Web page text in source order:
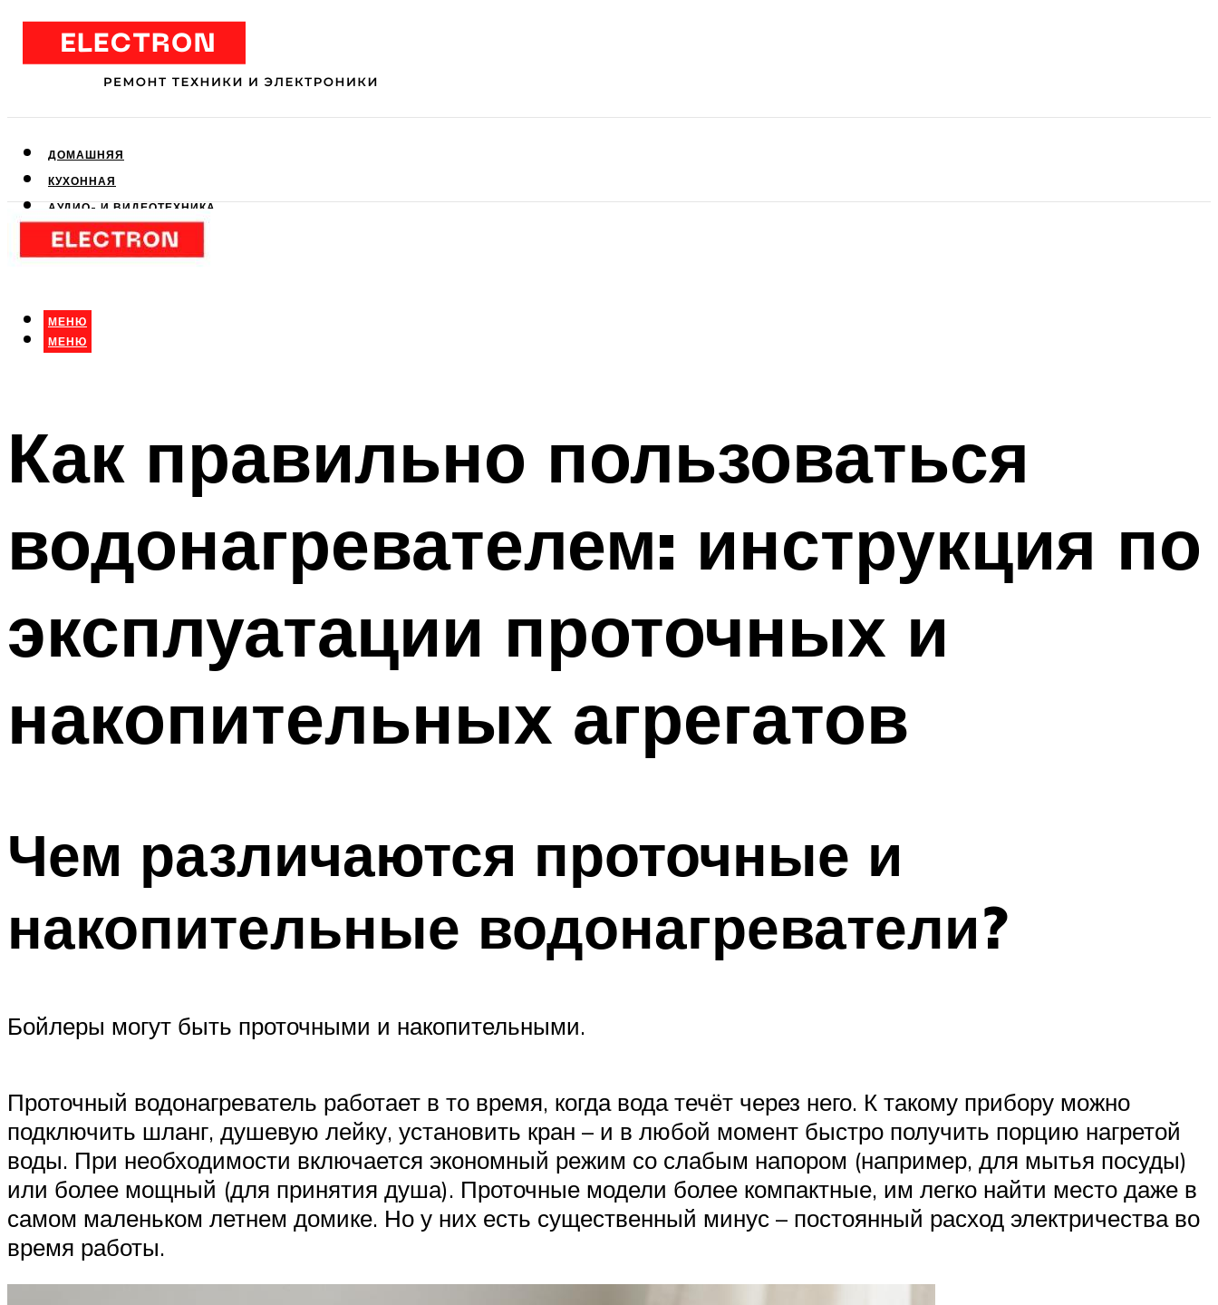
ДОМАШНЯЯ
КУХОННАЯ
АУДИО- И ВИДЕОТЕХНИКА
КЛИМАТИЧЕСКАЯ
ДЛЯ КРАСОТЫ
МЕНЮ
МЕНЮ
Как правильно пользоваться
водонагревателем: инструкция по
эксплуатации проточных и
накопительных агрегатов
Чем различаются проточные и
накопительные водонагреватели?
Бойлеры могут быть проточными и накопительными.
Проточный водонагреватель работает в то время, когда вода течёт через него. К такому прибору можно
подключить шланг, душевую лейку, установить кран – и в любой момент быстро получить порцию нагретой
воды. При необходимости включается экономный режим со слабым напором (например, для мытья посуды)
или более мощный (для принятия душа). Проточные модели более компактные, им легко найти место даже в
самом маленьком летнем домике. Но у них есть существенный минус – постоянный расход электричества во
время работы.